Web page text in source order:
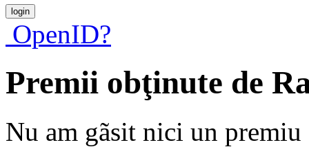
OpenID?
Premii obţinute de
Nu am gãsit nici un premiu